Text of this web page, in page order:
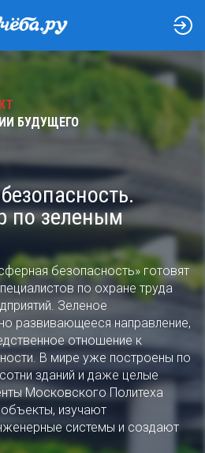
БУДУЩЕГО
по зеленым
безопасность» готовят
по охране труда
Зеленое
развивающееся направление,
отношение к
В мире уже построены по
зданий и даже целые
Московского Политеха
изучают
системы и создают